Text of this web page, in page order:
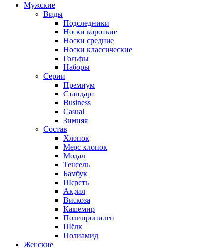
Мужские
Виды
Подследники
Носки короткие
Носки средние
Носки классические
Гольфы
Наборы
Серии
Премиум
Стандарт
Business
Casual
Зимняя
Состав
Хлопок
Мерс хлопок
Модал
Тенсель
Бамбук
Шерсть
Акрил
Вискоза
Кашемир
Полипропилен
Шёлк
Полиамид
Женские